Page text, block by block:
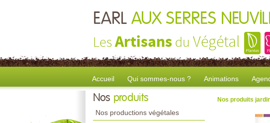
EARL AUX SERRES
LesArtisans du Végétal
Accueil Qui sommes-nous ? Animations
Nos produits
Nos productions végétales
Nos produits